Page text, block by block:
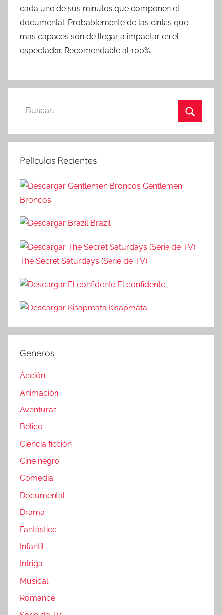
cada uno de sus minutos que componen el
documental. Probablemente de las cintas que
mas capaces son de llegar a impactar en el
espectador. Recomendable al 100%.
s
a
:
u
Películas Recientes
Gentlemen
Broncos
Brazil
The Secret Saturdays (Serie de TV)
El confidente
Kisapmata
Generos
Acción
Animación
Aventuras
Bélico
Ciencia ficción
Cine negro
Comedia
Documental
Drama
Fantástico
Infantil
Intriga
Musical
Romance